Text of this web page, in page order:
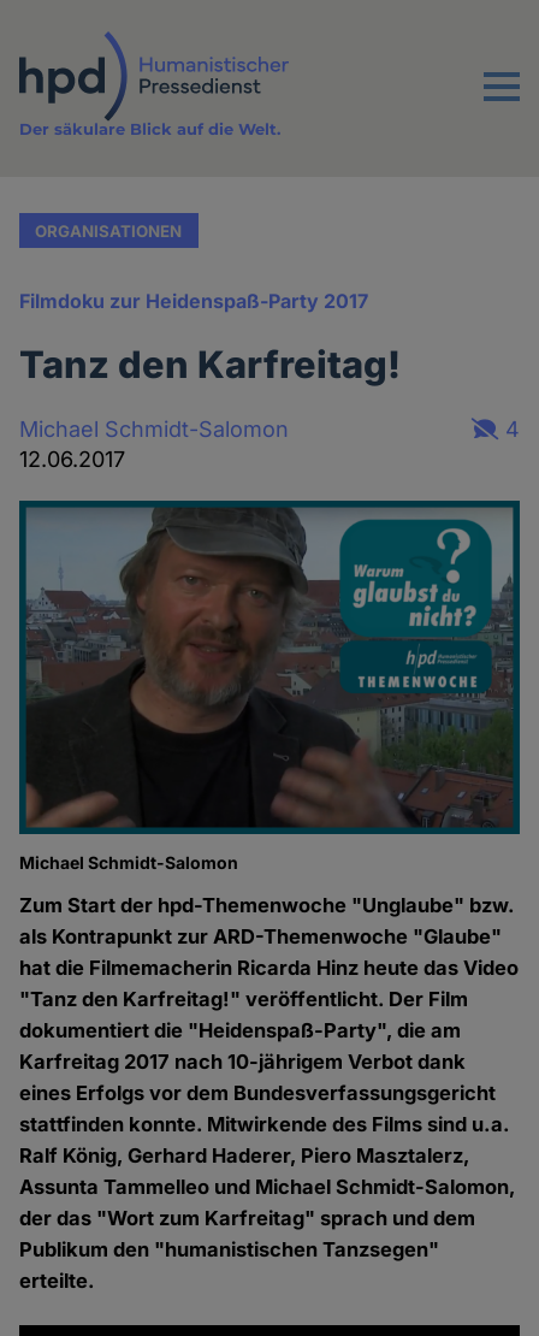
Inhalt
Menu
Der säkulare Blick auf die Welt.
ORGANISATIONEN
Filmdoku zur Heidenspaß-Party 2017
Tanz den Karfreitag!
Michael Schmidt-Salomon
12.06.2017
4
Michael Schmidt-Salomon
Zum Start der hpd-Themenwoche "Unglaube" bzw.
als Kontrapunkt zur ARD-Themenwoche "Glaube"
hat die Filmemacherin Ricarda Hinz heute das Video
"Tanz den Karfreitag!" veröffentlicht. Der Film
dokumentiert die "Heidenspaß-Party", die am
Karfreitag 2017 nach 10-jährigem Verbot dank
eines Erfolgs vor dem Bundesverfassungsgericht
stattfinden konnte. Mitwirkende des Films sind u.a.
Ralf König, Gerhard Haderer, Piero Masztalerz,
Assunta Tammelleo und Michael Schmidt-Salomon,
der das "Wort zum Karfreitag" sprach und dem
Publikum den "humanistischen Tanzsegen"
erteilte.